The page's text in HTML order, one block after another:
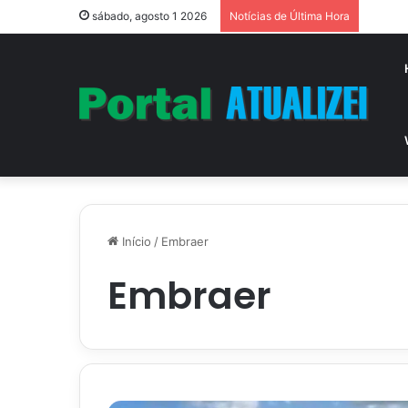
sábado, agosto 1 2026 Notícias de Última Hora
Início / Embraer
Embraer